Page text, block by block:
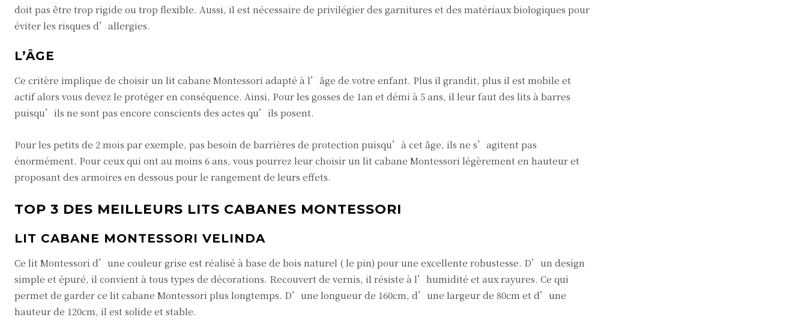
doit pas être trop rigide ou trop flexible. Aussi, il est nécessaire de privilégier des garnitures et des matériaux biologiques pour
éviter les risques d’allergies.
L’ÂGE
Ce critère implique de choisir un lit cabane Montessori adapté à l’âge de votre enfant. Plus il grandit, plus il est mobile et
actif alors vous devez le protéger en conséquence. Ainsi, Pour les gosses de 1an et démi à 5 ans, il leur faut des lits à barres
puisqu’ils ne sont pas encore conscients des actes qu’ils posent.
Pour les petits de 2 mois par exemple, pas besoin de barrières de protection puisqu’à cet âge, ils ne s’agitent pas
énormément. Pour ceux qui ont au moins 6 ans, vous pourrez leur choisir un lit cabane Montessori légèrement en hauteur et
proposant des armoires en dessous pour le rangement de leurs effets.
TOP 3 DES MEILLEURS LITS CABANES MONTESSORI
LIT CABANE MONTESSORI VELINDA
Ce lit Montessori d’une couleur grise est réalisé à base de bois naturel ( le pin) pour une excellente robustesse. D’un design
simple et épuré, il convient à tous types de décorations. Recouvert de vernis, il résiste à l’humidité et aux rayures. Ce qui
permet de garder ce lit cabane Montessori plus longtemps. D’une longueur de 160cm, d’une largeur de 80cm et d’une
hauteur de 120cm, il est solide et stable.